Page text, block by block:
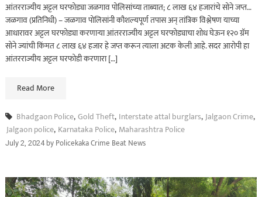
आंतरराज्यीय अट्टल घरफोड्या जळगाव पोलिसांच्या ताब्यात; ८ लाख ६४ हजारांचे सोने जप्त…
जळगाव (प्रतिनिधी) – जळगाव पोलिसांनी कौशल्यपूर्ण तपास अन् तांत्रिक विश्लेषण याच्या
आधारावर अट्टल घरफोड्या करणाऱ्या आंतरराज्यीय अट्टल घरफोड्याचा शोध घेऊन १२० ग्रॅम
सोने ज्यांची किंमत ८ लाख ६४ हजार हे जप्त करून त्याला अटक केली आहे. सदर आरोपी हा
आंतरराज्यीय अट्टल घरफोडी करणारा […]
Read More
Bhadgaon Police,Gold Theft, Interstate attal burglars,Jalgaon Crime,
Jalgaon police, Karnataka Police, Maharashtra Police
July 2, 2024byPolicekaka Crime Beat News